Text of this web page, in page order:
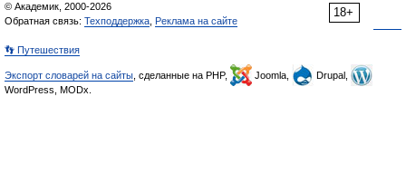
18+
© Академик, 2000-2026
Обратная связь: Техподдержка Реклама на сайте
👣 Путешествия
Экспорт словарей на сайты , сделанные на PHP, Joomla,
Drupal,
WordPress, MODx.